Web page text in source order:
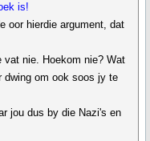
is!
oor hierdie argument, dat
vat nie. Hoekom nie? Wat
dwing om ook soos jy te
jou dus by die Nazi's en